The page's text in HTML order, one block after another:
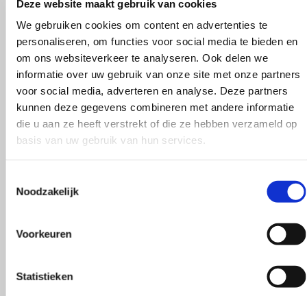
Deze website maakt gebruik van cookies
We gebruiken cookies om content en advertenties te
personaliseren, om functies voor social media te bieden en
om ons websiteverkeer te analyseren. Ook delen we
informatie over uw gebruik van onze site met onze partners
voor social media, adverteren en analyse. Deze partners
kunnen deze gegevens combineren met andere informatie
die u aan ze heeft verstrekt of die ze hebben verzameld op
basis van uw gebruik van hun services.
Noodzakelijk
Voorkeuren
Statistieken
Wat zeggen
onze klanten?